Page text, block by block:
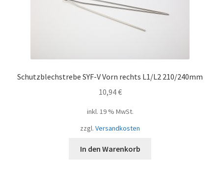
Schutzblechstrebe SYF-V Vorn rechts L1/L2 210/240mm
10,94€
inkl. 19 % MwSt.
zzgl. Versandkosten
In den Warenkorb